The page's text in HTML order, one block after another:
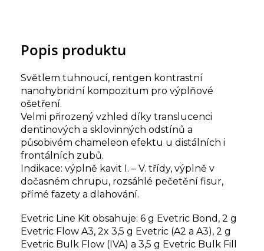
Popis produktu
Světlem tuhnoucí, rentgen kontrastní
nanohybridní kompozitum pro výplňové
ošetření.
Velmi přirozený vzhled díky translucenci
dentinových a sklovinných odstínů a
působivém chameleon efektu u distálních i
frontálních zubů.
Indikace: výplně kavit I. – V. třídy, výplně v
dočasném chrupu, rozsáhlé pečetění fisur,
přímé fazety a dlahování.
Evetric Line Kit obsahuje: 6 g Evetric Bond, 2 g
Evetric Flow A3, 2x 3,5 g Evetric (A2 a A3), 2 g
Evetric Bulk Flow (IVA) a 3,5 g Evetric Bulk Fill